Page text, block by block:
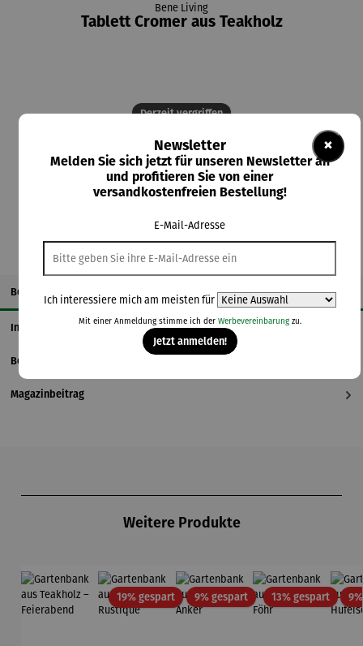
Bene Living
Tablett Cromer aus Teakholz
Derzeit vergriffen
85,00 €
Preise inkl. MwSt. zzgl. Versandkosten
Beschreibung
Informationen zum Hersteller
Bewertungen
Magazinbeitrag
Weitere Produkte
19% gespartRabatt9% gespartRabatt13% gespartRabatt
×
Newsletter
Melden Sie sich jetzt für unseren Newsletter an
und profitieren Sie von einer
versandkostenfreien Bestellung!
E-Mail-Adresse
Ich interessiere mich am meisten für
Mit einer Anmeldung stimme ich der Werbevereinbarungzu.
Jetzt anmelden!